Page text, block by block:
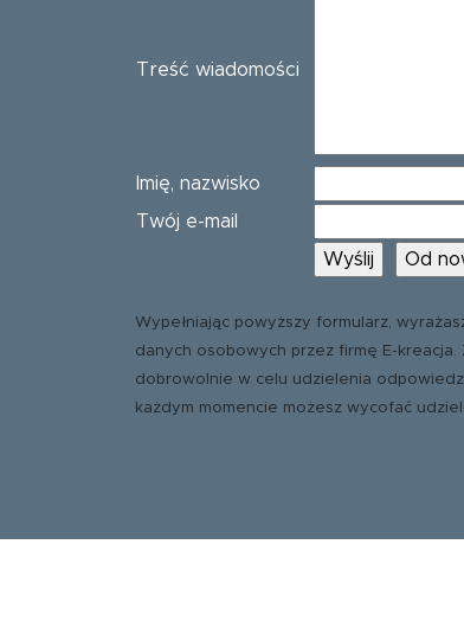
Treść wiadomości
Imię, nazwisko
Twój e-mail
Wypełniając powyższy formularz,
danych osobowych przez firmę E-
dobrowolnie w celu udzielenia
każdym momencie możesz wycofać